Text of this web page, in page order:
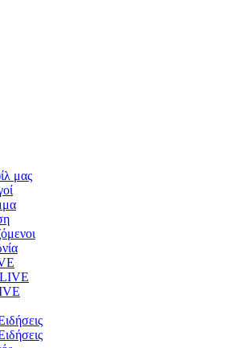
μας